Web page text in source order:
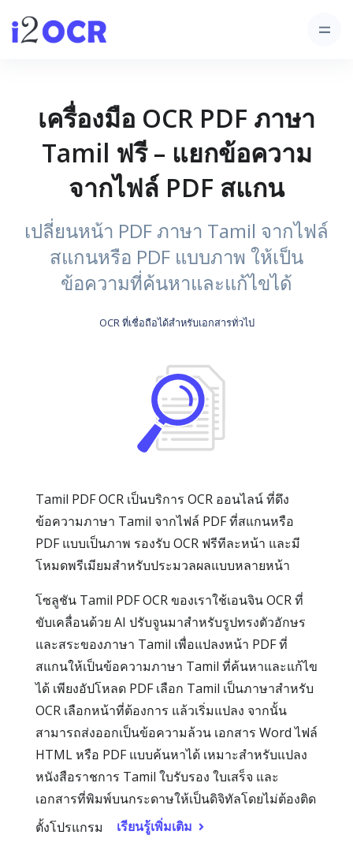
เครื่องมือ OCR PDF ภาษา
Tamil ฟรี – แยกข้อความ
จากไฟล์ PDF สแกน
เปลี่ยนหน้า PDF ภาษา Tamil จากไฟล์
สแกนหรือ PDF แบบภาพ ให้เป็น
ข้อความที่ค้นหาและแก้ไขได้
OCR ที่เชื่อถือได้สำหรับเอกสารทั่วไป
Tamil PDF OCR เป็นบริการ OCR ออนไลน์ ที่ดึง
ข้อความภาษา Tamil จากไฟล์ PDF ที่สแกนหรือ
PDF แบบเป็นภาพ รองรับ OCR ฟรีทีละหน้า และมี
โหมดพรีเมียมสำหรับประมวลผลแบบหลายหน้า
โซลูชัน Tamil PDF OCR ของเราใช้เอนจิน OCR ที่
ขับเคลื่อนด้วย AI ปรับจูนมาสำหรับรูปทรงตัวอักษร
และสระของภาษา Tamil เพื่อแปลงหน้า PDF ที่
สแกนให้เป็นข้อความภาษา Tamil ที่ค้นหาและแก้ไข
ได้ เพียงอัปโหลด PDF เลือก Tamil เป็นภาษาสำหรับ
OCR เลือกหน้าที่ต้องการ แล้วเริ่มแปลง จากนั้น
สามารถส่งออกเป็นข้อความล้วน เอกสาร Word ไฟล์
HTML หรือ PDF แบบค้นหาได้ เหมาะสำหรับแปลง
หนังสือราชการ Tamil ใบรับรอง ใบเสร็จ และ
เอกสารที่พิมพ์บนกระดาษให้เป็นดิจิทัลโดยไม่ต้องติด
ตั้งโปรแกรม
เรียนรู้เพิ่มเติม